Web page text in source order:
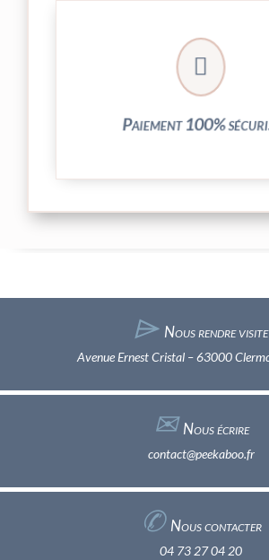

Paiement 100%
Vos transactions par carte
entièrement sécurisées grâce au
crypté de notre partenaire
⌲ Nous rendre visite
Avenue Ernest Cristal – 63000
✉︎Nous écrire
contact@peekaboo.fr
✆ Nous contacter
04 73 27 04 20